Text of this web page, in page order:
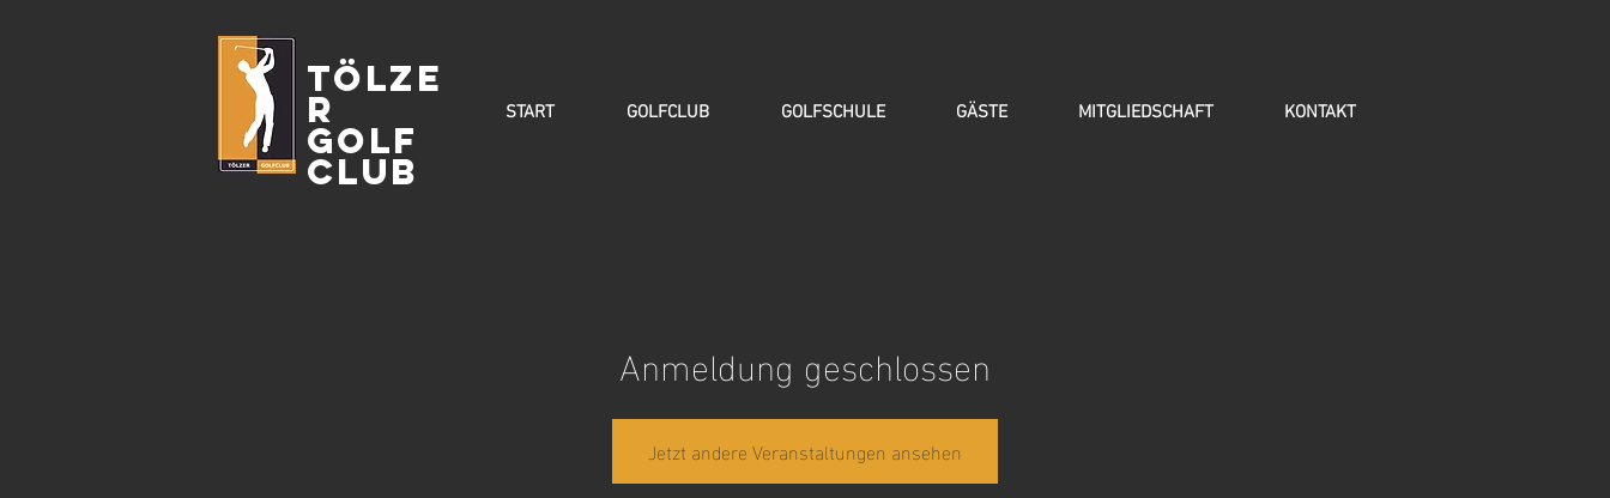
Tölze
r
Golf
Club
START GOLFCLUB GOLFSCHULE GÄSTE MITGLIEDSCHAFT KONTAKT
Anmeldung geschlossen
Jetzt andere Veranstaltungen ansehen